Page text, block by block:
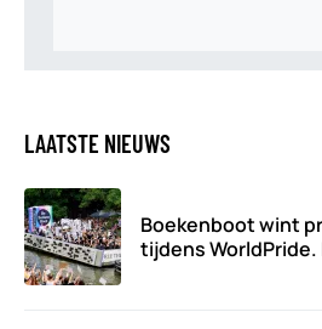
LAATSTE NIEUWS
Boekenboot wint
tijdens